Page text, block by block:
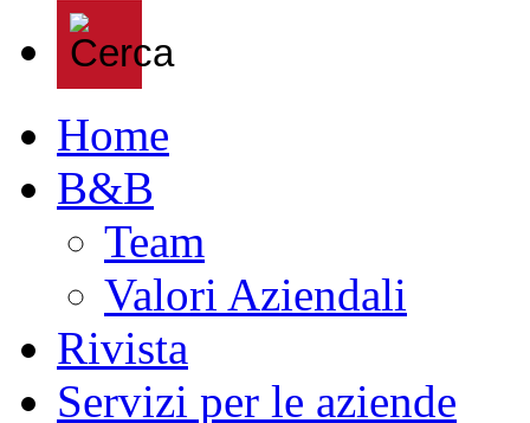
Home
B&B
Team
Valori Aziendali
Rivista
Servizi per le aziende